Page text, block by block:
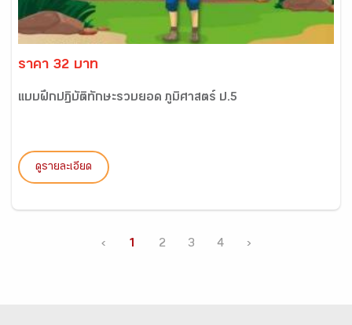
ราคา 32 บาท
แบบฝึกปฏิบัติทักษะรวบยอด ภูมิศาสตร์ ป.5
ดูรายละเอียด
‹ 1 2 3 4 ›